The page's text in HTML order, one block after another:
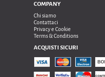
COMPANY
Chi siamo
Contattaci
Privacy e Cookie
Terms & Conditions
ACQUISTI SICURI